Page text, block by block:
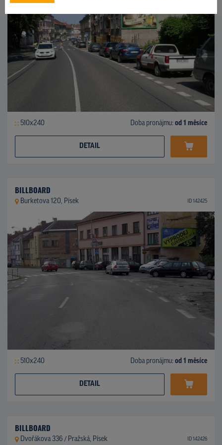
510x240 Doba pronájmu: od 1 měsíce
DETAIL
BILLBOARD
Burketova 120, Písek ID 142425
510x240 Doba pronájmu: od 1 měsíce
DETAIL
BILLBOARD
Dvořákova 336 / Pražská, Písek ID 142426